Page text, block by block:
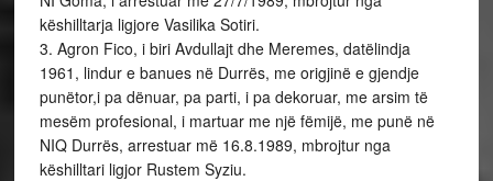
këshilltarja ligjore Vasilika Sotiri.
3. Agron Fico, i biri Avdullajt dhe Meremes, datëlindja
1961, lindur e banues në Durrës, me origjinë e gjendje
punëtor,i pa dënuar, pa parti, i pa dekoruar, me arsim të
mesëm profesional, i martuar me një fëmijë, me punë në
NIQ Durrës, arrestuar më 16.8.1989, mbrojtur nga
këshilltari ligjor Rustem Syziu.